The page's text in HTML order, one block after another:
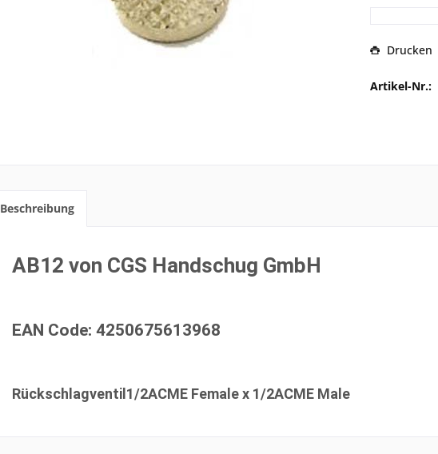
Drucken
Artikel-Nr.:
Beschreibung
AB12 von CGS Handschug GmbH
EAN Code: 4250675613968
Rückschlagventil1/2ACME Female x 1/2ACME Male